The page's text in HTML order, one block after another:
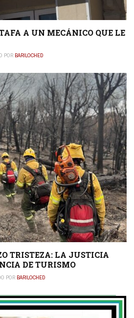
A UN MECÁNICO QUE LE
POR BARILOCHED
TRISTEZA: LA JUSTICIA
DE TURISMO
POR BARILOCHED